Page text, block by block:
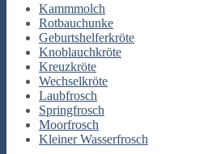
Kammmolch
Rotbauchunke
Geburtshelferkröte
Knoblauchkröte
Kreuzkröte
Wechselkröte
Laubfrosch
Springfrosch
Moorfrosch
Kleiner Wasserfrosch